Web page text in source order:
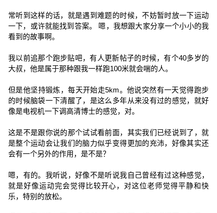
常听到这样的话，就是遇到难题的时候，不妨暂时放一下运动
一下，或许就能找到答案。 嗯，我想跟大家分享一个小小的我
看到的故事啊。
我以前追那个跑步贴吧，有人更新帖子的时候，有个40多岁的
大叔，他是属于那种跟我一样跑100米就会喘的人。
但是他坚持锻炼，每天开始走5km。他说突然有一天觉得跑步
的时候脑袋一下清醒了，是这么多年从来没有过的感觉，就好
像是电视机一下调高清博士的感觉，对。
这是不是跟你说的那个试试看前面，其实我们已经说到了，就
是整个运动会让我们的脑力似乎变得更加的充沛，好像其实还
会有一个另外的作用，是不是？
嗯，有的。我听说，好像不是听说我自己曾经有过这种感觉，
就是好像运动完会觉得比较开心，对这位老师觉得平静和快
乐，特别的放松。